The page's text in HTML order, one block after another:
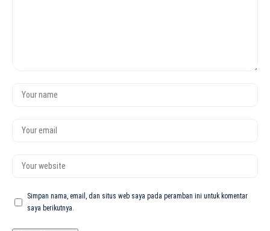
Simpan nama, email, dan situs web saya pada peramban ini untuk komentar
saya berikutnya.